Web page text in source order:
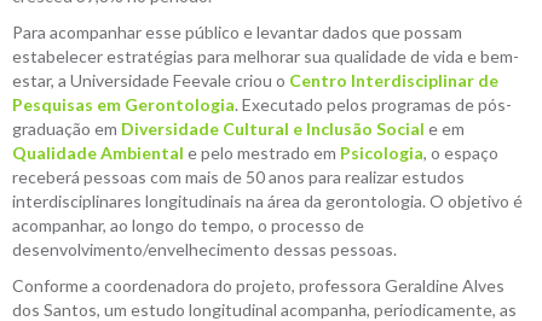
Para acompanhar esse público e levantar dados que possam
estabelecer estratégias para melhorar sua qualidade de vida e bem-
estar, a Universidade Feevale criou o Centro Interdisciplinar de
Pesquisas em Gerontologia. Executado pelos programas de pós-
graduação em Diversidade Cultural e Inclusão Social e em
Qualidade Ambiental e pelo mestrado em Psicologia, o espaço
receberá pessoas com mais de 50 anos para realizar estudos
interdisciplinares longitudinais na área da gerontologia. O objetivo é
acompanhar, ao longo do tempo, o processo de
desenvolvimento/envelhecimento dessas pessoas.
Conforme a coordenadora do projeto, professora Geraldine Alves
dos Santos, um estudo longitudinal acompanha, periodicamente, as